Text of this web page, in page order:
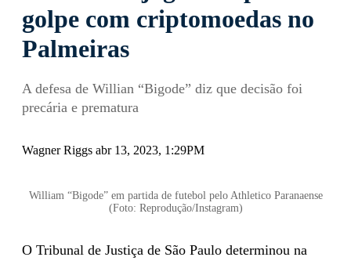
golpe com criptomoedas no
Palmeiras
A defesa de Willian “Bigode” diz que decisão foi
precária e prematura
Wagner Riggs abr 13, 2023, 1:29PM
William “Bigode” em partida de futebol pelo Athletico Paranaense
(Foto: Reprodução/Instagram)
O Tribunal de Justiça de São Paulo determinou na